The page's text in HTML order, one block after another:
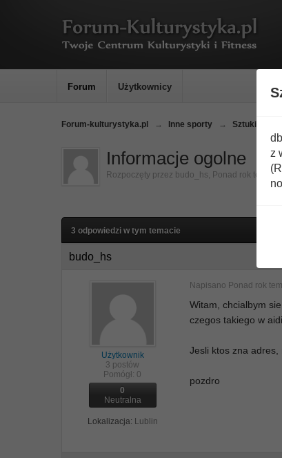
Forum Użytkownicy
Forum-kulturystyka.pl → Inne sporty → Sztuki walki
Informacje ogolne
Rozpoczęty przez budo_hs, Ponad rok temu
3 odpowiedzi w tym temacie
budo_hs
Użytkownik
3 postów
Pomógł: 0
0
Neutralna
Lokalizacja: Lublin
Napisano Ponad rok
Witam, chcialbym
czegos takiego w
Jesli ktos zna adres,
pozdro
z